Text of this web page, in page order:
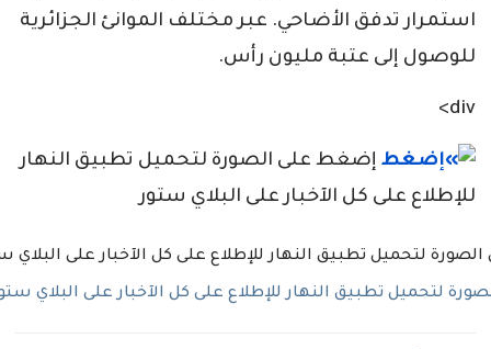
استمرار تدفق الأضاحي. عبر مختلف الموانئ الجزائرية
للوصول إلى عتبة مليون رأس.
div>
إضغط على الصورة لتحميل تطبيق النهار
للإطلاع على كل الآخبار على البلاي ستور
لتحميل تطبيق النهار للإطلاع على كل الآخبار على البلاي